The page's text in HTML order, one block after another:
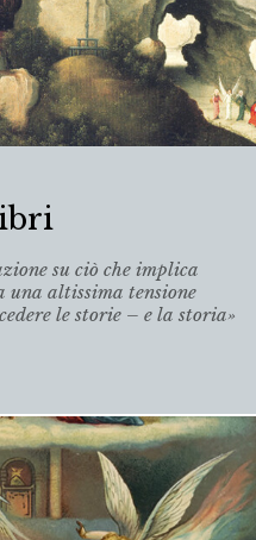
su ciò che implica
una altissima tensione
le storie – e la storia»